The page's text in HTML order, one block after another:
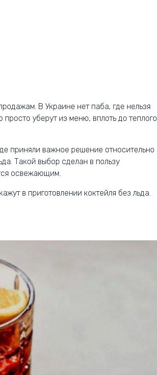
В Украине нет паба, где нельзя
просто уберут из меню, вплоть до теплого
приняли важное решение относительно
Такой выбор сделан в пользу
освежающим.
в приготовлении коктейля без льда.